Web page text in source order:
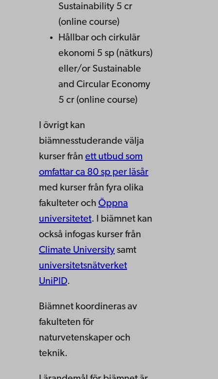
Sustainability 5 cr
(online course)
Hållbar och cirkulär
ekonomi 5 sp (nätkurs)
eller/or Sustainable
and Circular Economy
5 cr (online course)
I övrigt kan
biämnesstuderande välja
kurser från ett utbud som
omfattar ca 80 sp per läsår
med kurser från fyra olika
fakulteter och Öppna
universitetet. I biämnet kan
också infogas kurser från
Climate University samt
universitetsnätverket
UniPID.
Biämnet koordineras av
fakulteten för
naturvetenskaper och
teknik.